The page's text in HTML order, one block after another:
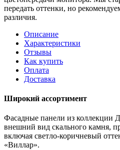
передать оттенки, но
различия.
Описание
Характеристики
Отзывы
Как купить
Оплата
Доставка
Широкий ассортимент
Фасадные панели из
внешний вид скального камня,
включая светло-коричневый
«Виллар».